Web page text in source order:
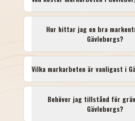
Hur hittar jag en bra
Gävleborgs?
Vilka markarbeten är vanligast i
Behöver jag tillstånd för
Gävleborgs?